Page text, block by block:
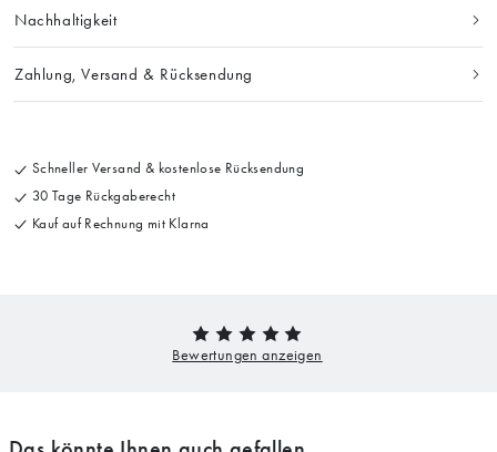
Nachhaltigkeit
Zahlung, Versand & Rücksendung
Schneller Versand & kostenlose Rücksendung
30 Tage Rückgaberecht
Kauf auf Rechnung mit Klarna